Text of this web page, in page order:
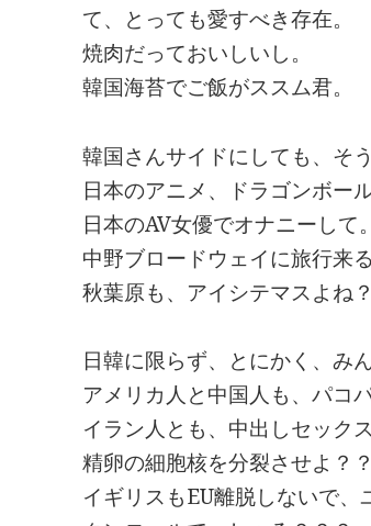
て、とっても愛すべき存在。
焼肉だっておいしいし。
韓国海苔でご飯がススム君。
韓国さんサイドにしても、そう
日本のアニメ、ドラゴンボー
日本のAV女優でオナニーして。
中野ブロードウェイに旅行来
秋葉原も、アイシテマスよね
日韓に限らず、とにかく、み
アメリカ人と中国人も、パコ
イラン人とも、中出しセック
精卵の細胞核を分裂させよ？
イギリスもEU離脱しないで